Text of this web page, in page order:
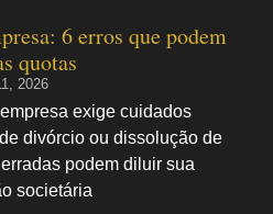
6 erros que podem
quotas
2026
exige cuidados
divórcio ou dissolução de
podem diluir sua
societária